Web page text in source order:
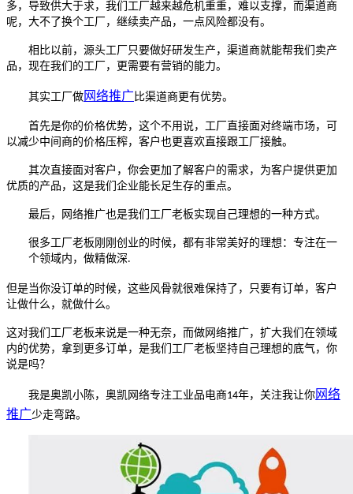
多，导致供大于求，我们工厂越来越危机重重，难以支撑，而渠道商
呢，大不了换个工厂，继续卖产品，一点风险都没有。
相比以前，源头工厂只要做好研发生产，渠道商就能帮我们卖产
品，现在我们的工厂，更需要有营销的能力。
其实工厂做 网络推广 比渠道商更有优势。
首先是你的价格优势，这个不用说，工厂直接面对终端市场，可
以减少中间商的价格压榨，客户也更喜欢直接跟工厂接触。
其次直接面对客户，你会更加了解客户的需求，为客户提供更加
优质的产品，这是我们企业能长足生存的重点。
最后，网络推广也是我们工厂老板实现自己理想的一种方式。
很多工厂老板刚刚创业的时候，都有非常美好的理想：专注在一
个领域内，做精做深.
但是当你没订单的时候，这些风骨就很难保持了，只要有订单，客户
让做什么，就做什么。
这对我们工厂老板来说是一种无奈，而做网络推广，扩大我们在领域
内的优势，拿到更多订单，是我们工厂老板坚持自己理想的底气，你
说是吗？
我是奥凯小陈，奥凯网络专注工业品电商14年，关注我让你 网络
推广少走弯路。